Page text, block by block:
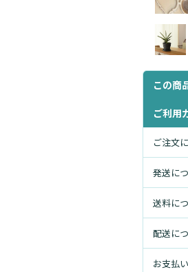
この商
ご利用
ご注文
発送に
送料に
配送に
お支払